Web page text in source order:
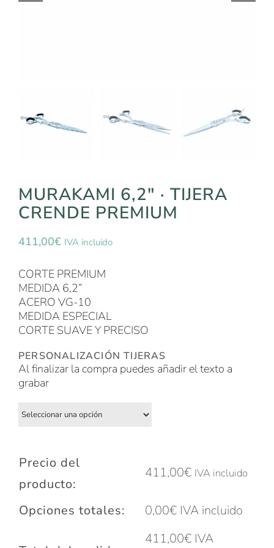
MURAKAMI 6,2″ · TIJERA
CRENDE PREMIUM
411,00€ IVA incluido
CORTE PREMIUM
MEDIDA 6,2”
ACERO VG-10
MEDIDA ESPECIAL
CORTE SUAVE Y PRECISO
PERSONALIZACIÓN TIJERAS
Al finalizar la compra puedes añadir el texto a
grabar
Precio del
producto:
411,00€ IVA incluido
Opciones totales: 0,00€IVA incluido
411,00€IVA